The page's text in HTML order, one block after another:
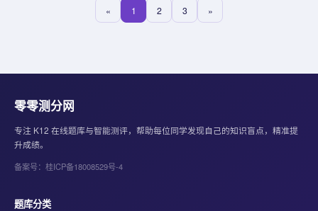
« 1 2 3 »
零零测分网
专注 K12 在线题库与智能测评，帮助每位同学发现自己的知识盲点，精准提
升成绩。
备案号：桂ICP备18008529号-4
题库分类